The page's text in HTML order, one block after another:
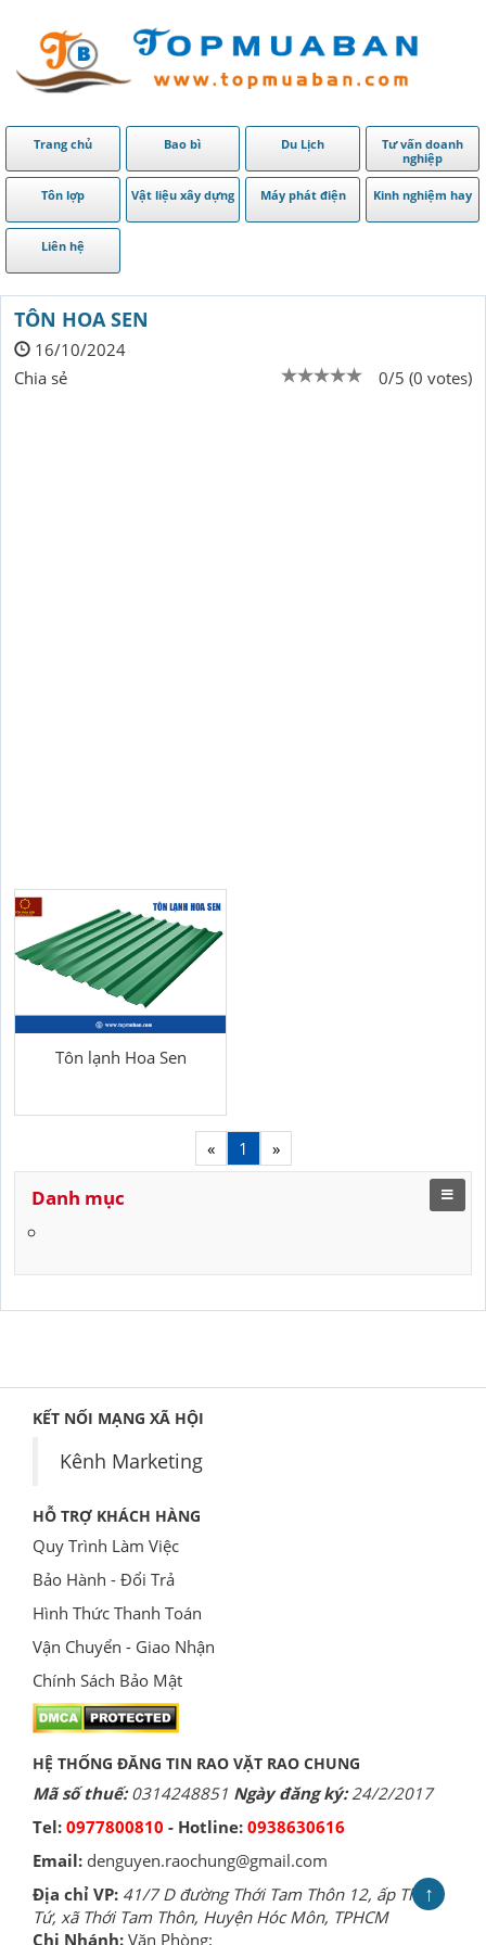
Trang chủ Bao bì Du Lịch
Tư vấn doanh
nghiệp
Tôn lợp Vật liệu xây dựng Máy phát điện Kinh nghiệm hay
Liên hệ
TÔN HOA SEN
16/10/2024
0/5 (0 votes)
Chia sẻ
Tôn lạnh Hoa Sen
« 1 »
Danh mục
KẾT NỐI MẠNG XÃ HỘI
Kênh Marketing
HỖ TRỢ KHÁCH HÀNG
Quy Trình Làm Việc
Bảo Hành - Đổi Trả
Hình Thức Thanh Toán
Vận Chuyển - Giao Nhận
Chính Sách Bảo Mật
HỆ THỐNG ĐĂNG TIN RAO VẶT RAO CHUNG
Mã số thuế:0314248851 Ngày đăng ký:24/2/2017
Tel: 0977800810 - Hotline: 0938630616
Email: denguyen.raochung@gmail.com
Địa chỉ VP: 41/7 D đường Thới Tam Thôn 12, ấp Thới
Tứ, xã Thới Tam Thôn, Huyện Hóc Môn, TPHCM
Chi Nhánh: Văn Phòng:
↑